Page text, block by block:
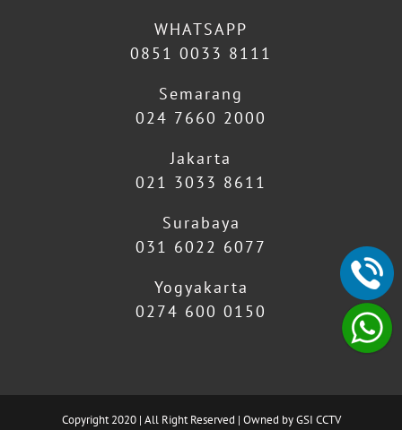
WHATSAPP
0851 0033 8111
Semarang
024 7660 2000
Jakarta
021 3033 8611
Surabaya
031 6022 6077
Yogyakarta
0274 600 0150
Copyright 2020 | All Right Reserved | Owned by GSI CCTV